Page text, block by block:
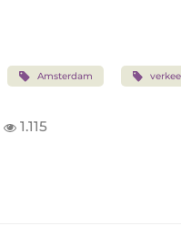
Amsterdam
1.115